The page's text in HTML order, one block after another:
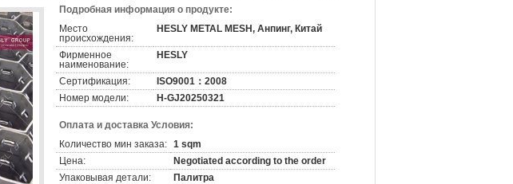
Подробная информация о продукте:
Место
происхождения:
HESLY METAL MESH, Анпинг, Китай
Фирменное
наименование:
HESLY
Сертификация:
ISO9001：2008
Номер модели:
H-GJ20250321
Оплата и доставка Условия:
Количество мин заказа: 1 sqm
Цена:
Negotiated according to the order
Упаковывая детали:
Палитра